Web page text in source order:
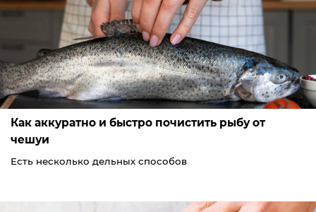
Как аккуратно и быстро почистить рыбу от
чешуи
Есть несколько дельных способов